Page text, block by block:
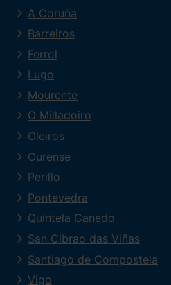
A Coruña
Barreiros
Ferrol
Lugo
Mourente
O Milladoiro
Oleiros
Ourense
Perillo
Pontevedra
Quintela Canedo
San Cibrao das Viñas
Santiago de Compostela
Vigo